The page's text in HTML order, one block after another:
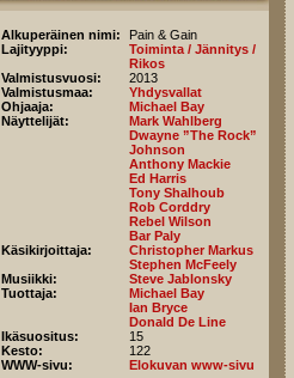
Alkuperäinen nimi:
Pain & Gain
Lajityyppi:
Toiminta / Jännitys /
Rikos
Valmistusvuosi:
2013
Valmistusmaa:
Yhdysvallat
Ohjaaja:
Michael Bay
Näyttelijät:
Mark Wahlberg
Dwayne ”The Rock”
Johnson
Anthony Mackie
Ed Harris
Tony Shalhoub
Rob Corddry
Rebel Wilson
Bar Paly
Käsikirjoittaja:
Christopher Markus
Stephen McFeely
Musiikki:
Steve Jablonsky
Tuottaja:
Michael Bay
Ian Bryce
Donald De Line
Ikäsuositus:
15
Kesto:
122
WWW-sivu:
Elokuvan www-sivu